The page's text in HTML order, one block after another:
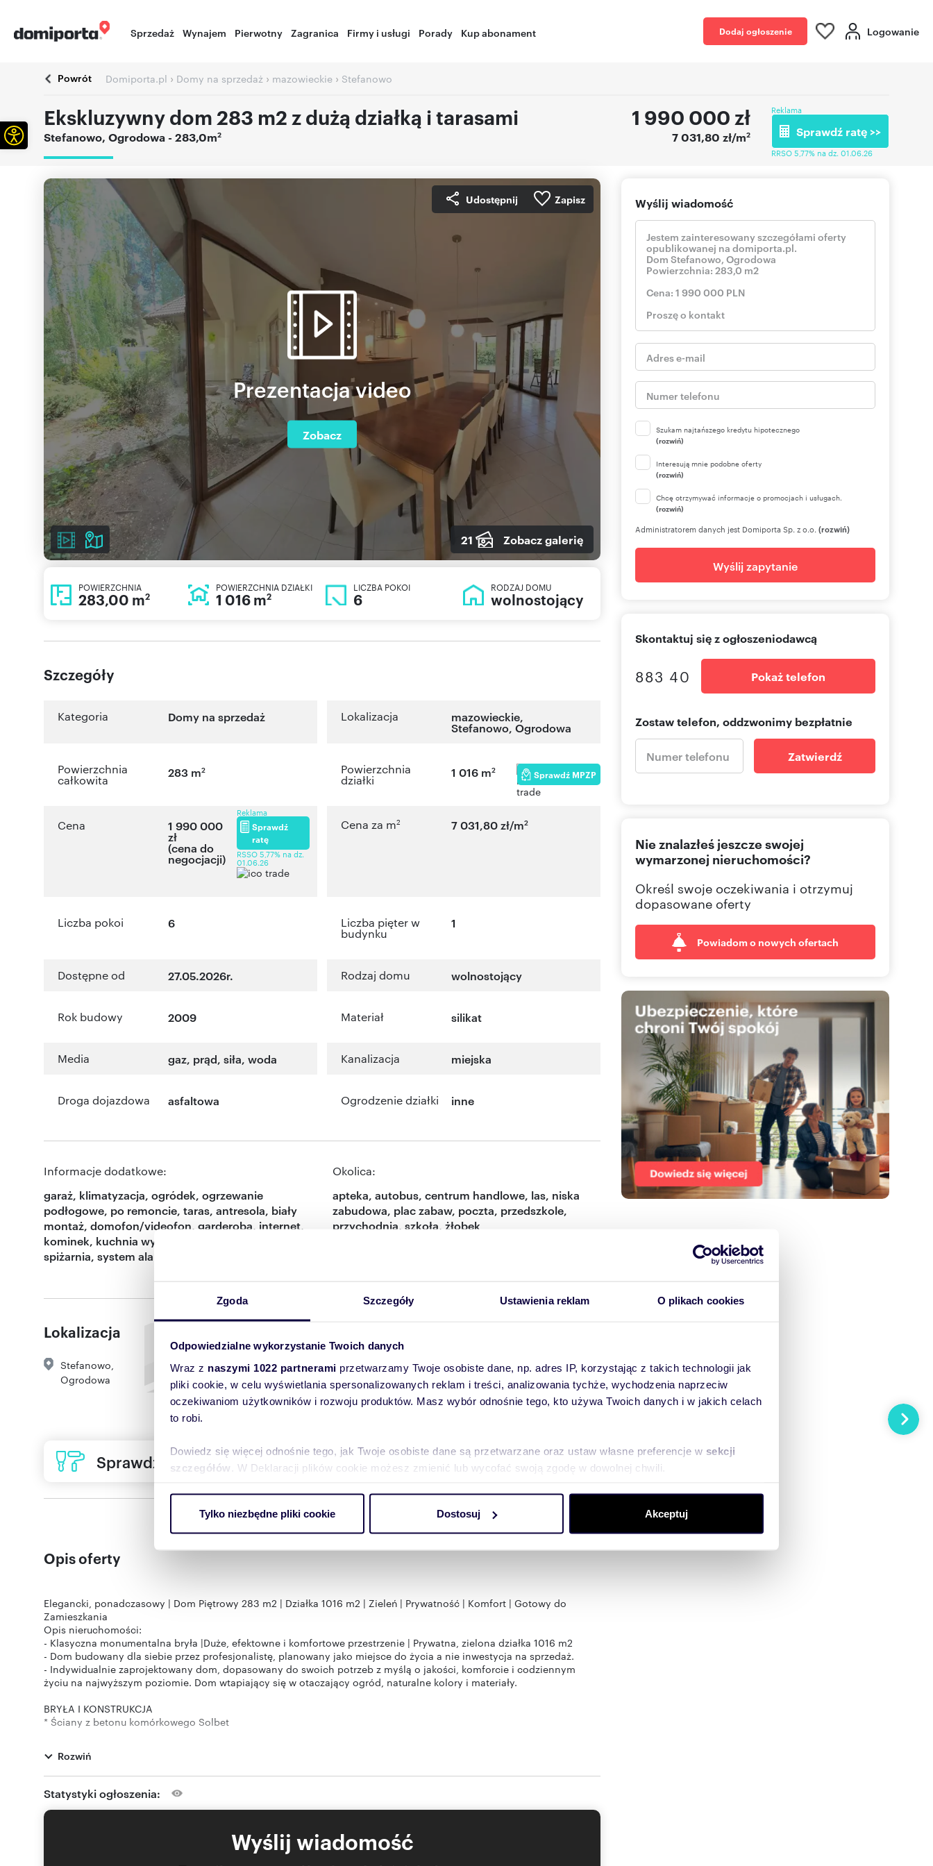
Zgoda Szczegóły Ustawienia reklam O plikach cookies
Odpowiedzialne wykorzystanie Twoich danych
Wraz z naszymi 1022 partnerami przetwarzamy Twoje osobiste dane, np. adres IP, korzystając z takich technologii jak
pliki cookie, w celu wyświetlania spersonalizowanych reklam i treści, analizowania tychże, wychodzenia naprzeciw
oczekiwaniom użytkowników i rozwoju produktów. Masz wybór odnośnie tego, kto używa Twoich danych i w jakich celach
to robi.
Dowiedz się więcej odnośnie tego, jak Twoje osobiste dane są przetwarzane oraz ustaw własne preferencje w sekcji
szczegółów . W Deklaracji plików cookie możesz zmienić lub wycofać swoją zgodę w dowolnej chwili.
ruch w naszej witrynie. Informacje o tym, jak korzystasz z naszej witryny, udostępniamy partnerom społecznościowym,
reklamowym i analitycznym. Partnerzy mogą połączyć te informacje z innymi danymi otrzymanymi od Ciebie lub
uzyskanymi podczas korzystania z ich usług.
Tylko niezbędne pliki cookie Dostosuj Akceptuj
Sprzedaż Wynajem Pierwotny Zagranica Firmy i usługi Porady Kup abonament Dodaj ogłoszenie Logowanie
Powrót Domiporta.pl › Domy na sprzedaż › mazowieckie › Stefanowo
Ekskluzywny dom 283 m2 z dużą działką i tarasami
Stefanowo, Ogrodowa - 283,0m2
1 990 000 zł
7 031,80 zł/m2
Reklama
Sprawdź ratę >>
RRSO 5,77% na dz. 01.06.26
Udostępnij Zapisz
Prezentacja video
Zobacz
21 Zobacz galerię
POWIERZCHNIA
283,00 m2
POWIERZCHNIA DZIAŁKI
1 016 m2
LICZBA POKOI
6
RODZAJ DOMU
wolnostojący
Szczegóły
Kategoria Domy na sprzedaż Lokalizacja mazowieckie,
Stefanowo,Ogrodowa
Powierzchnia
całkowita
283 m2 Powierzchnia
działki
1 016 m2 Sprawdź MPZP
Cena 1 990 000
zł
(cena do
negocjacji)
Reklama
Sprawdź
ratę
RSSO 5,77% na dz.
01.06.26
Cena za m2 7 031,80 zł/m2
Liczba pokoi 6 Liczba pięter w
budynku
1
Dostępne od 27.05.2026r. Rodzaj domu wolnostojący
Rok budowy 2009 Materiał silikat
Media gaz, prąd, siła, woda Kanalizacja miejska
Droga dojazdowa asfaltowa Ogrodzenie działki inne
Informacje dodatkowe:
garaż, klimatyzacja, ogródek, ogrzewanie
podłogowe, po remoncie, taras, antresola, biały
montaż, domofon/videofon, garderoba, internet,
kominek, kuchnia wyposażona, łazienka z oknem,
spiżarnia, system alarmowy, terma
Okolica:
apteka, autobus, centrum handlowe, las, niska
zabudowa, plac zabaw, poczta, przedszkole,
przychodnia, szkoła, żłobek
Lokalizacja
Stefanowo,
Ogrodowa
Sprawdź ofertę usług remontowych
Opis oferty
Elegancki, ponadczasowy | Dom Piętrowy 283 m2 | Działka 1016 m2 | Zieleń | Prywatność | Komfort | Gotowy do
Zamieszkania
Opis nieruchomości:
- Klasyczna monumentalna bryła |Duże, efektowne i komfortowe przestrzenie | Prywatna, zielona działka 1016 m2
- Dom budowany dla siebie przez profesjonalistę, planowany jako miejsce do życia a nie inwestycja na sprzedaż.
- Indywidualnie zaprojektowany dom, dopasowany do swoich potrzeb z myślą o jakości, komforcie i codziennym
życiu na najwyższym poziomie. Dom wtapiający się w otaczający ogród, naturalne kolory i materiały.
BRYŁA I KONSTRUKCJA
* Ściany z betonu komórkowego Solbet
* Ogrzewanie podłogowe, elektryczne, kominkowe, jednostka zewnętrzna
* Kominek, Klimatyzacja, Rekuperacja, Instalacje alarm i domofon
* Wysokość pomieszczeń na parterze: Salon 570 cm, Pozostałe pomieszczenia 290 cm, Piętro 270 cm.
Dom w liczbach: 5 Pokoi, 1Salon, 4 Tarasy, 1 Kuchnia ze spiżarnią, 1 Jadalnia, 2 Łazienki,, Toaleta, Garaż na 2
PARTER – SPEKTAKULARNY SALON ORAZ FUNKCJONALNA STREFA DZIENNA I PRYWATNA - 192 m2
Rozwiń
Statystyki ogłoszenia:
Wyślij wiadomość
Wyślij wiadomość
Szukam najtańszego kredytu hipotecznego
(rozwiń)
Interesują mnie podobne oferty
(rozwiń)
Chcę otrzymywać informacje o promocjach i usługach.
(rozwiń)
Administratorem danych jest Domiporta Sp. z o.o. (rozwiń)
Wyślij zapytanie
Skontaktuj się z ogłoszeniodawcą
883 40 Pokaż telefon
Zostaw telefon, oddzwonimy bezpłatnie
Zatwierdź
Nie znalazłeś jeszcze swojej
wymarzonej nieruchomości?
Określ swoje oczekiwania i otrzymuj
dopasowane oferty
Powiadom o nowych ofertach
Otwórz pasek narzędzi